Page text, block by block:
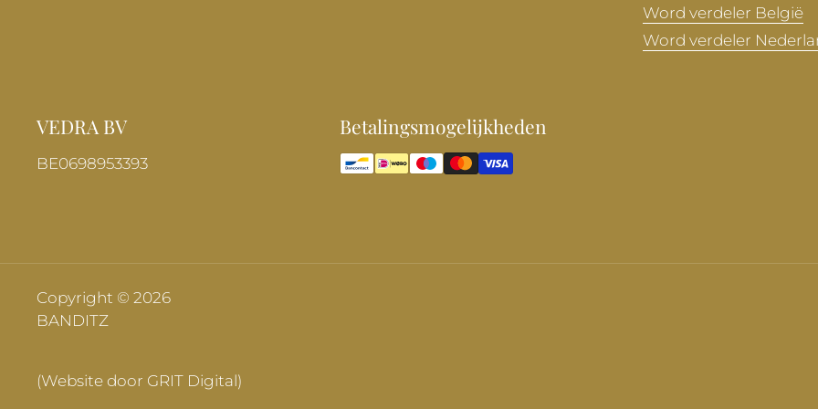
Word verdeler België
Word verdeler
VEDRA BV
BE0698953393
Betalingsmogelijkheden
Copyright © 2026
BANDITZ
(Website door GRIT Digital)